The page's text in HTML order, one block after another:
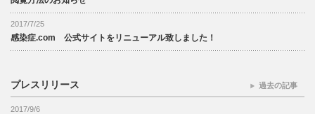
2017/7/25
感染症.com 公式サイトをリニューアル致しました！
プレスリリース
2017/9/6
過去の記事